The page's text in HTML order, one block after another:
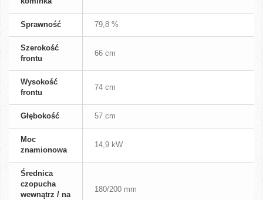
Sprawność 79,8 %
Szerokość
frontu
66 cm
Wysokość
frontu
74 cm
Głębokość 57 cm
Moc
znamionowa
14,9 kW
Średnica
czopucha
wewnątrz / na
180/200 mm